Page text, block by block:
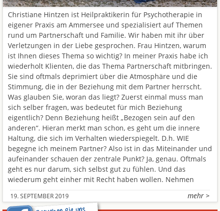
Christiane Hintzen ist Heilpraktikerin für Psychotherapie in
eigener Praxis am Ammersee und spezialisiert auf Themen
rund um Partnerschaft und Familie. Wir haben mit ihr über
Verletzungen in der Liebe gesprochen. Frau Hintzen, warum
ist Ihnen dieses Thema so wichtig? In meiner Praxis habe ich
wiederholt Klienten, die das Thema Partnerschaft mitbringen.
Sie sind oftmals deprimiert über die Atmosphäre und die
Stimmung, die in der Beziehung mit dem Partner herrscht.
Was glauben Sie, woran das liegt? Zuerst einmal muss man
sich selber fragen, was bedeutet für mich Beziehung
eigentlich? Denn Beziehung heißt „Bezogen sein auf den
anderen“. Hieran merkt man schon, es geht um die innere
Haltung, die sich im Verhalten wiederspiegelt. D.h. WIE
begegne ich meinem Partner? Also ist in das Miteinander und
aufeinander schauen der zentrale Punkt? Ja, genau. Oftmals
geht es nur darum, sich selbst gut zu fühlen. Und das
wiederum geht einher mit Recht haben wollen. Nehmen
19. SEPTEMBER 2019 mehr >